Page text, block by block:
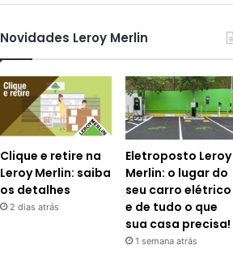
Novidades Leroy Merlin
Clique e retire na
Leroy Merlin: saiba
os detalhes
2 dias atrás
Eletroposto Leroy
Merlin: o lugar do
seu carro elétrico
e de tudo o que
sua casa precisa!
1 semana atrás